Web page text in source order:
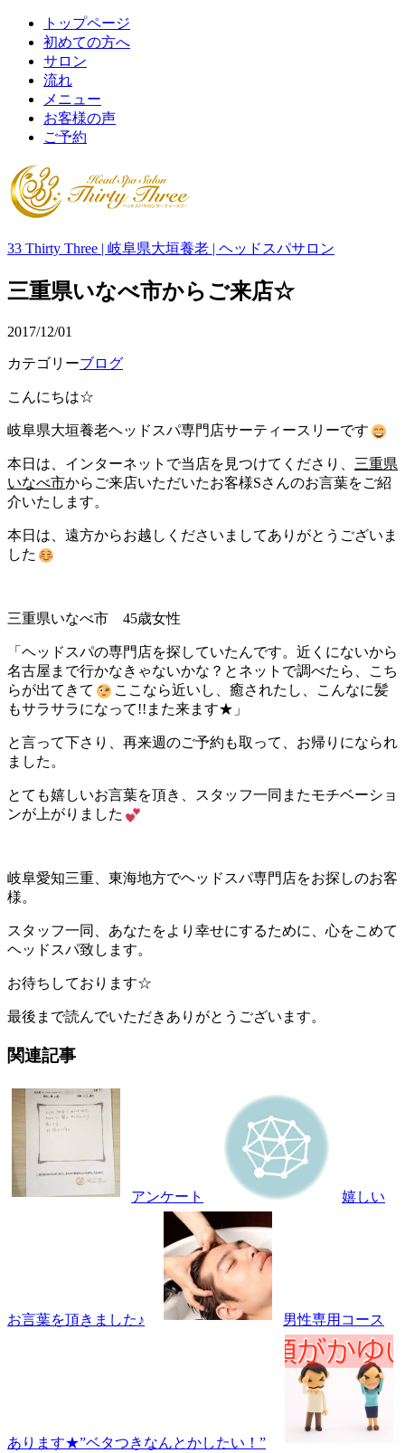
トップページ
初めての方へ
サロン
流れ
メニュー
お客様の声
ご予約
33 Thirty Three | 岐阜県大垣養老 | ヘッドスパサロン
三重県いなべ市からご来店☆
2017/12/01
カテゴリーブログ
こんにちは☆
岐阜県大垣養老ヘッドスパ専門店サーティースリーです
本日は、インターネットで当店を見つけてくださり、 三重県
いなべ市からご来店いただいたお客様Sさんのお言葉をご紹
介いたします。
本日は、遠方からお越しくださいましてありがとうございま
した
三重県いなべ市 45歳女性
「ヘッドスパの専門店を探していたんです。近くにないから
名古屋まで行かなきゃないかな？とネットで調べたら、こち
らが出てきて
ここなら近いし、癒されたし、こんなに髪
もサラサラになって!!また来ます★」
と言って下さり、再来週のご予約も取って、お帰りになられ
ました。
とても嬉しいお言葉を頂き、スタッフ一同またモチベーショ
ンが上がりました
岐阜愛知三重、東海地方でヘッドスパ専門店をお探しのお客
様。
スタッフ一同、あなたをより幸せにするために、心をこめて
ヘッドスパ致します。
お待ちしております☆
最後まで読んでいただきありがとうございます。
関連記事
アンケート 嬉しい
お言葉を頂きました♪ 男性専用コース
あります★”ベタつきなんとかしたい！”